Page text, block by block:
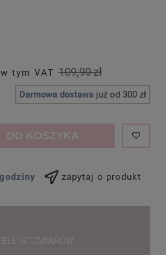
109,90 zł
Darmowa dostawa już od 300 zł
DO KOSZYKA
zapytaj o produkt
ROZMIARÓW